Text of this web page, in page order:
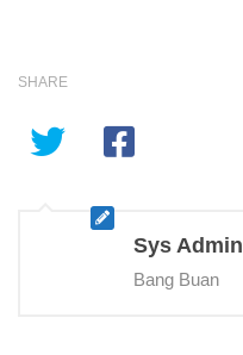
SHARE
Sys Admin
Bang Buan